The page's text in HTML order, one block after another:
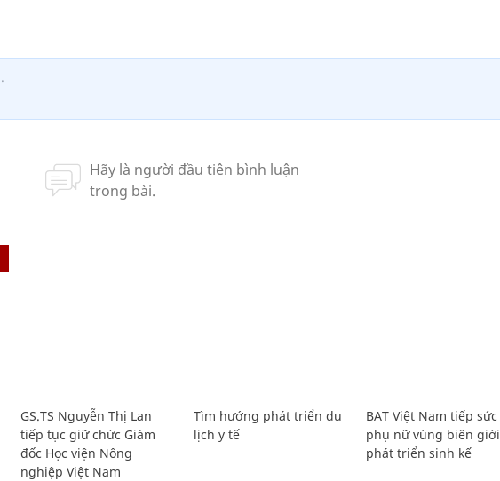
GS.TS Nguyễn Thị Lan
tiếp tục giữ chức Giám
đốc Học viện Nông
nghiệp Việt Nam
Tìm hướng phát triển du
lịch y tế
BAT Việt Nam tiếp sức
phụ nữ vùng biên giới
phát triển sinh kế